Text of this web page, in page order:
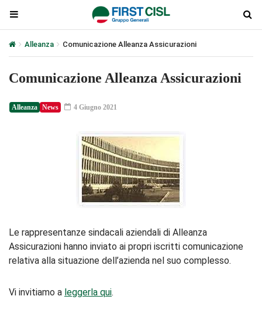
Alleanza Comunicazione Alleanza Assicurazioni
Comunicazione Alleanza Assicurazioni
Alleanza News 4 Giugno 2021
Le rappresentanze sindacali aziendali di Alleanza
Assicurazioni hanno inviato ai propri iscritti comunicazione
relativa alla situazione dell’azienda nel suo complesso.
Vi invitiamo a leggerla qui.